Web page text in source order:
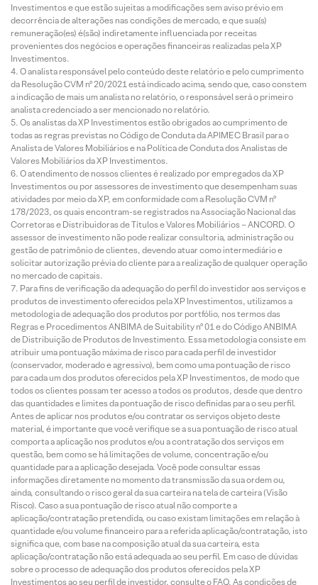
Investimentos e que estão sujeitas a modificações sem aviso prévio em
decorrência de alterações nas condições de mercado, e que sua(s)
remuneração(es) é(são) indiretamente influenciada por receitas
provenientes dos negócios e operações financeiras realizadas pela XP
Investimentos.
O analista responsável pelo conteúdo deste relatório e pelo cumprimento
da Resolução CVM nº 20/2021 está indicado acima, sendo que, caso constem
a indicação de mais um analista no relatório, o responsável será o primeiro
analista credenciado a ser mencionado no relatório.
Os analistas da XP Investimentos estão obrigados ao cumprimento de
todas as regras previstas no Código de Conduta da APIMEC Brasil para o
Analista de Valores Mobiliários e na Política de Conduta dos Analistas de
Valores Mobiliários da XP Investimentos.
O atendimento de nossos clientes é realizado por empregados da XP
Investimentos ou por assessores de investimento que desempenham suas
atividades por meio da XP, em conformidade com a Resolução CVM nº
178/2023, os quais encontram-se registrados na Associação Nacional das
Corretoras e Distribuidoras de Títulos e Valores Mobiliários – ANCORD. O
assessor de investimento não pode realizar consultoria, administração ou
gestão de patrimônio de clientes, devendo atuar como intermediário e
solicitar autorização prévia do cliente para a realização de qualquer operação
no mercado de capitais.
Para fins de verificação da adequação do perfil do investidor aos serviços e
produtos de investimento oferecidos pela XP Investimentos, utilizamos a
metodologia de adequação dos produtos por portfólio, nos termos das
Regras e Procedimentos ANBIMA de Suitability nº 01 e do Código ANBIMA
de Distribuição de Produtos de Investimento. Essa metodologia consiste em
atribuir uma pontuação máxima de risco para cada perfil de investidor
(conservador, moderado e agressivo), bem como uma pontuação de risco
para cada um dos produtos oferecidos pela XP Investimentos, de modo que
todos os clientes possam ter acesso a todos os produtos, desde que dentro
das quantidades e limites da pontuação de risco definidas para o seu perfil.
Antes de aplicar nos produtos e/ou contratar os serviços objeto deste
material, é importante que você verifique se a sua pontuação de risco atual
comporta a aplicação nos produtos e/ou a contratação dos serviços em
questão, bem como se há limitações de volume, concentração e/ou
quantidade para a aplicação desejada. Você pode consultar essas
informações diretamente no momento da transmissão da sua ordem ou,
ainda, consultando o risco geral da sua carteira na tela de carteira (Visão
Risco). Caso a sua pontuação de risco atual não comporte a
aplicação/contratação pretendida, ou caso existam limitações em relação à
quantidade e/ou volume financeiro para a referida aplicação/contratação, isto
significa que, com base na composição atual da sua carteira, esta
aplicação/contratação não está adequada ao seu perfil. Em caso de dúvidas
sobre o processo de adequação dos produtos oferecidos pela XP
Investimentos ao seu perfil de investidor, consulte o FAQ. As condições de